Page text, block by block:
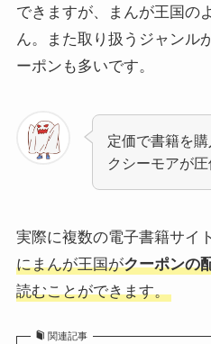
できますが、まんが王国の
ん。また取り扱うジャンル
ーポンも多いです。
定価で書籍を
クシーモアが圧
実際に複数の電子書籍サイ
にまんが王国がクーポンの
読むことができます。
関連記事